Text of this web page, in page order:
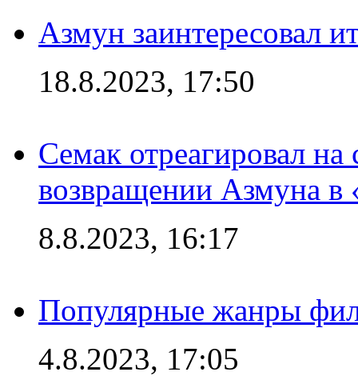
Азмун заинтересовал
18.8.2023, 17:50
Семак отреагировал
возвращении Азмуна в
8.8.2023, 16:17
Популярные жанры
4.8.2023, 17:05